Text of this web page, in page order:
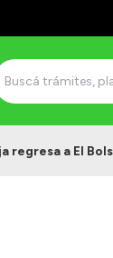
regresa a El